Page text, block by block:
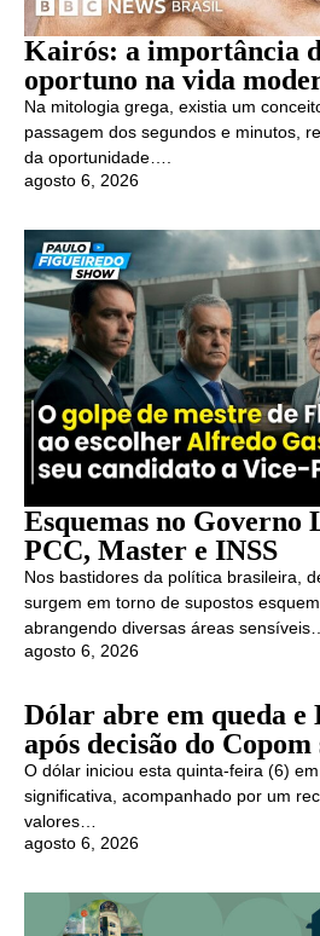
Kairós: a importância
oportuno na vida
Na mitologia grega, existia um
passagem dos segundos e minutos,
da oportunidade….
agosto 6, 2026
Esquemas no
PCC, Master e INSS
Nos bastidores da política brasileira,
surgem em torno de supostos
abrangendo diversas áreas
agosto 6, 2026
Dólar abre em queda e
após decisão do
O dólar iniciou esta quinta-feira (6)
significativa, acompanhado por um
valores…
agosto 6, 2026